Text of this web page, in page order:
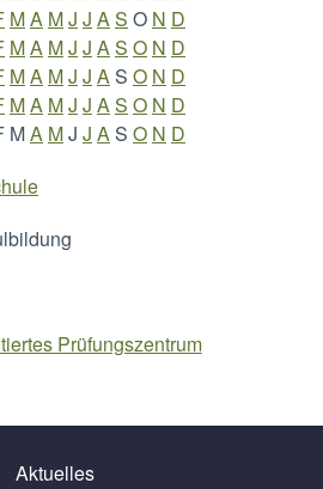
MA MJ J AS O N D
MA MJ J AS O N D
MA MJ J AS O N D
MA MJ J AS O N D
MA MJ J AS O N D
Aktuelles